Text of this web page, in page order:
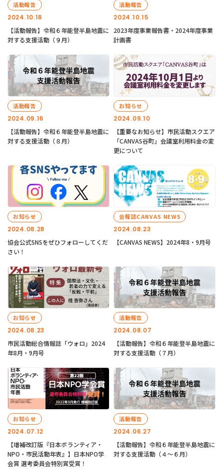
2024.10.18
活動報告
【活動報告】令和６年能登半島地震に
対する支援活動（９月）
2024.10.15
活動報告
2023年度事業報告書・2024年度事業
計画書
2024.09.16
活動報告
【活動報告】令和６年能登半島地震に
対する支援活動（８月）
2024.09.10
お知らせ
【重要なお知らせ】市民活動スクエア
「CANVAS谷町」会議室利用料金の変
更について
2024.08.28
お知らせ
協会公式SNSをぜひフォローしてくだ
さい！
2024.08.23
会報誌CANVAS NEWS
【CANVAS NEWS】2024年8・9月号
2024.08.23
お知らせ
市民活動総合情報誌「ウォロ」2024
年8月・9月号
2024.08.07
活動報告
【活動報告】令和６年能登半島地震に
対する支援活動（７月）
2024.07.12
お知らせ
【増補改訂版『日本ボランティア・
NPO・市民活動年表』】日本NPO学
会賞 選考委員会特別賞受賞！
2024.06.27
活動報告
【活動報告】令和６年能登半島地震に
対する支援活動（４〜６月）